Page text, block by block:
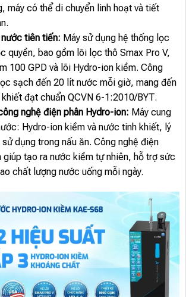
máy có thể di chuyển linh hoạt và tiết
tiên tiến: Máy sử dụng hệ thống lọc
quyền, bao gồm lõi lọc thô Smax Pro V,
100 GPD và lõi Hydro-ion kiềm. Công
sạch đến 20 lít nước mỗi giờ, mang đến
đạt chuẩn QCVN 6-1:2010/BYT.
nghệ điện phân Hydro-ion: Máy cung
Hydro-ion kiềm và nước tinh khiết, lý
dụng trong nấu ăn. Công nghệ điện
giúp tạo ra nước kiềm tự nhiên, hỗ trợ sức
chất lượng nước uống mỗi ngày.